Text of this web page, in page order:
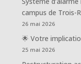
campus de Trois-
26 mai 2026
🌟 Votre
25 mai 2026